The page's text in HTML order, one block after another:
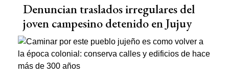
Denuncian traslados irregulares del
joven campesino detenido en Jujuy